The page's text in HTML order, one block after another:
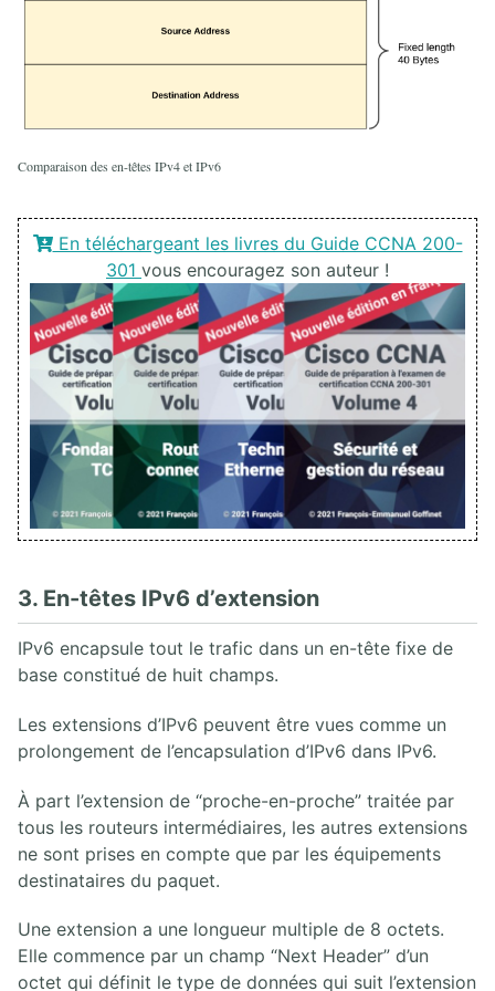
21. EXAMEN CCNA 200-301
21.3. Lab final ICND1
21.6. Nouvel examen CCNA 200-301
21.7. Objectifs CCNP ENCOR 350-401
Comparaison des en-têtes IPv4 et IPv6
En téléchargeant les livres du Guide CCNA 200-
301 vous encouragez son auteur !
3. En-têtes IPv6 d’extension
IPv6 encapsule tout le trafic dans un en-tête fixe de
base constitué de huit champs.
Les extensions d’IPv6 peuvent être vues comme un
prolongement de l’encapsulation d’IPv6 dans IPv6.
À part l’extension de “proche-en-proche” traitée par
tous les routeurs intermédiaires, les autres extensions
ne sont prises en compte que par les équipements
destinataires du paquet.
Une extension a une longueur multiple de 8 octets.
Elle commence par un champ “Next Header” d’un
octet qui définit le type de données qui suit l’extension